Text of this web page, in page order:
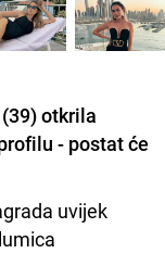
otkrila
- postat će
uvijek